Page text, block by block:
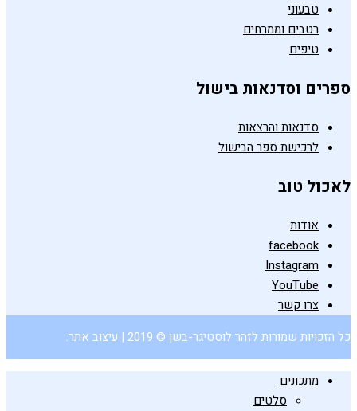
טבעוני
רטבים וממרחים
טיפים
ספרים וסדנאות בישול
סדנאות והרצאות
לרכישת ספר הבישול
לאכול טוב
אודות
facebook
Instagram
YouTube
צרו קשר
כל הזכויות שמורות לזהר לוסטיגר-בשן © 2019 | עיצוב אתר:
מתכונים
סלטים